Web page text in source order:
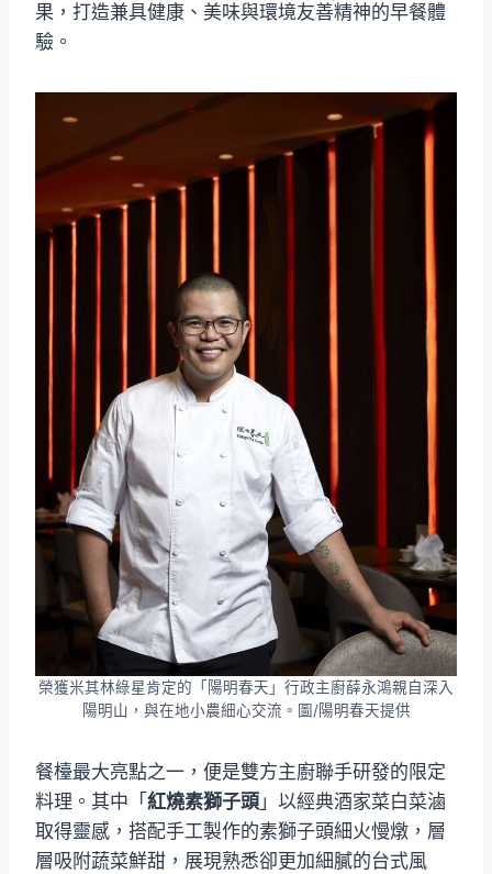
果，打造兼具健康、美味與環境友善精神的早餐體
驗。
榮獲米其林綠星肯定的「陽明春天」行政主廚薛永鴻親自深入
陽明山，與在地小農細心交流。圖/陽明春天提供
餐檯最大亮點之一，便是雙方主廚聯手研發的限定
料理。其中「 紅燒素獅子頭 」以經典酒家菜白菜滷
取得靈感，搭配手工製作的素獅子頭細火慢燉，層
層吸附蔬菜鮮甜，展現熟悉卻更加細膩的台式風